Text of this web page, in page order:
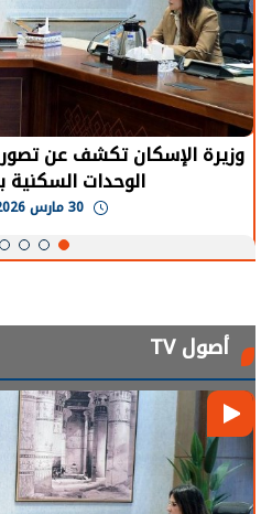
الرئيس السيسي: توقف
يحتاج إلى سنوات لعودة
أصول TV